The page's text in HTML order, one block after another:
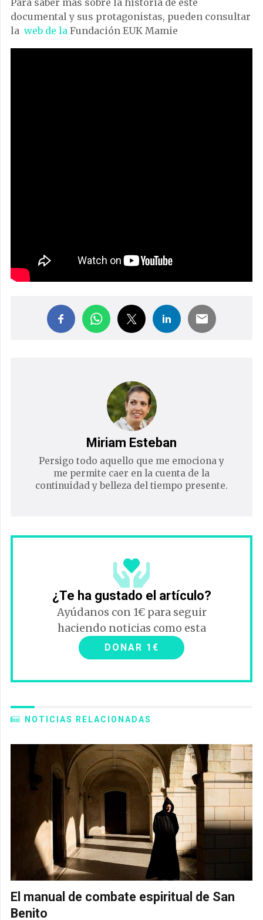
Para saber más sobre la historia de este
documental y sus protagonistas, pueden consultar
la web de la Fundación EUK Mamie
Miriam Esteban
Persigo todo aquello que me emociona y
me permite caer en la cuenta de la
continuidad y belleza del tiempo presente.
¿Te ha gustado el artículo?
Ayúdanos con 1€ para seguir
haciendo noticias como esta
DONAR 1€
NOTICIAS RELACIONADAS
El manual de combate espiritual de San
Benito